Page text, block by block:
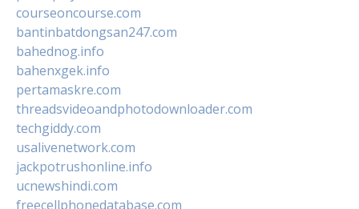
courseoncourse.com
bantinbatdongsan247.com
bahednog.info
bahenxgek.info
pertamaskre.com
threadsvideoandphotodownloader.com
techgiddy.com
usalivenetwork.com
jackpotrushonline.info
ucnewshindi.com
freecellphonedatabase.com